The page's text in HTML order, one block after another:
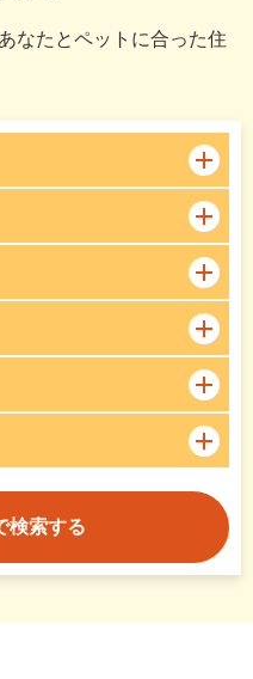
なたとペットに合った住